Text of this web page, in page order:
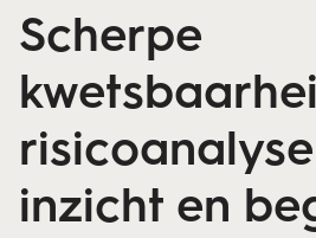
Scherpe
inzicht en